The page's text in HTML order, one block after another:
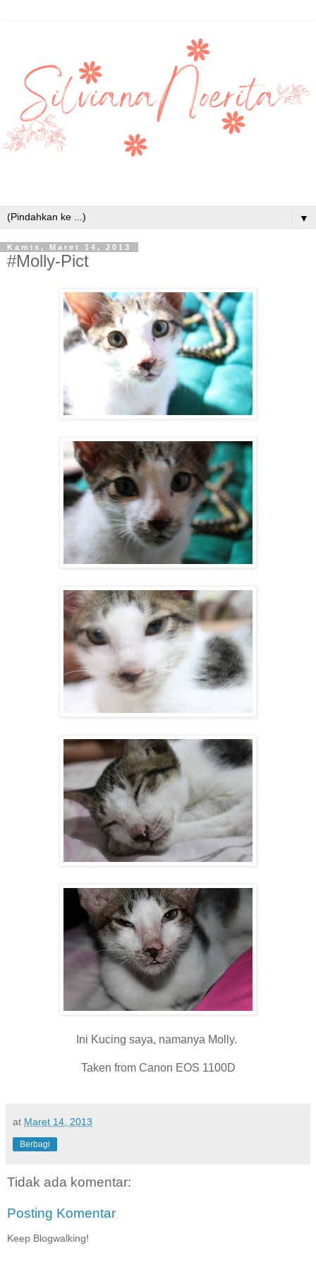
▼
Kamis, Maret 14, 2013
#Molly-Pict
Ini Kucing saya, namanya Molly.
Taken from Canon EOS 1100D
at Maret 14, 2013
Berbagi
Tidak ada komentar:
Posting Komentar
Keep Blogwalking!